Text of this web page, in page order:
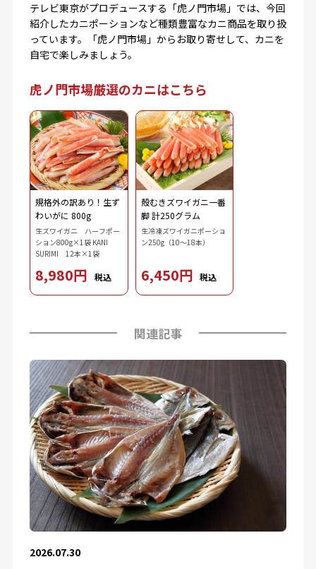
テレビ東京がプロデュースする「虎ノ門市場」では、今回
紹介したカニポーションなど種類豊富なカニ商品を取り扱
っています。「虎ノ門市場」からお取り寄せして、カニを
自宅で楽しみましょう。
虎ノ門市場厳選のカニはこちら
規格外の訳あり！生ず
わいがに 800g
生ズワイガニ ハーフポー
ション800g×1袋 KANI
SURIMI 12本×1袋
8,980円 税込
殻むきズワイガニ一番
脚 計250グラム
生冷凍ズワイガニポーショ
ン250g（10～18本）
6,450円 税込
関連記事
2026.07.30